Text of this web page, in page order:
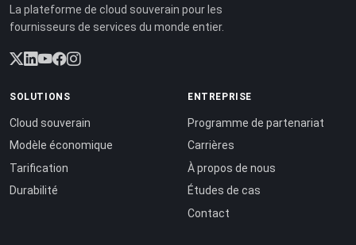
La plateforme de cloud souverain pour les
fournisseurs de services du monde entier.
SOLUTIONS
Cloud souverain
Modèle économique
Tarification
Durabilité
ENTREPRISE
Programme de partenariat
Carrières
À propos de nous
Études de cas
Contact